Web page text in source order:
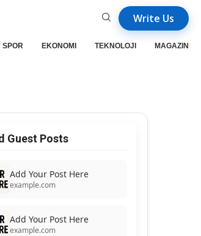
Write Us
SPOR EKONOMI TEKNOLOJI MAGAZIN
Guest Posts
Add Your Post Here
example.com
Add Your Post Here
example.com